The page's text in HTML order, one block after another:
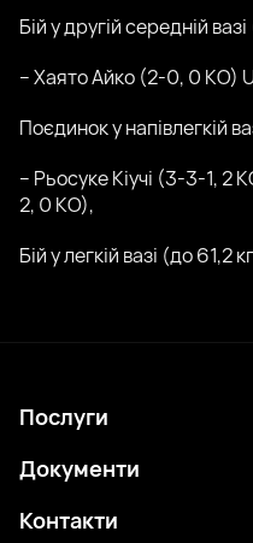
Бій у другій середній
– Хаято Айко (2-0, 0 КО)
Поєдинок у напівлегкій
– Рьосуке Кіучі (3-3-1, 2
2, 0 КО),
Бій у легкій вазі (до 61,2
Послуги
Розклад
Документи
Політика конфіденційності
Контакти